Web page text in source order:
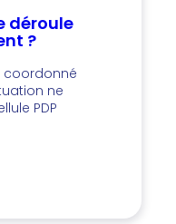
déroule
?
ne
PDP